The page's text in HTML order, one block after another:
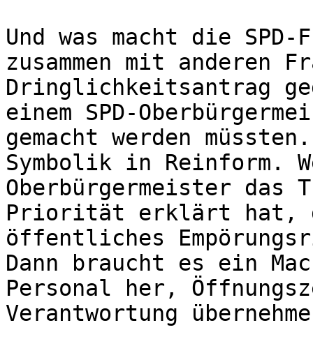
Und was macht die
zusammen mit anderen
Dringlichkeitsantrag
einem SPD-
gemacht werden
Symbolik in Reinform.
Oberbürgermeister das
Priorität erklärt hat,
öffentliches
Dann braucht es ein
Personal her,
Verantwortung